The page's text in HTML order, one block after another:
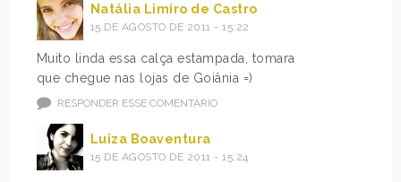
Natália Limiro de Castro
15 DE AGOSTO DE 2011 - 15:22
Muito linda essa calça estampada, tomara
que chegue nas lojas de Goiânia =)
RESPONDER ESSE COMENTÁRIO
Luiza Boaventura
15 DE AGOSTO DE 2011 - 15:24